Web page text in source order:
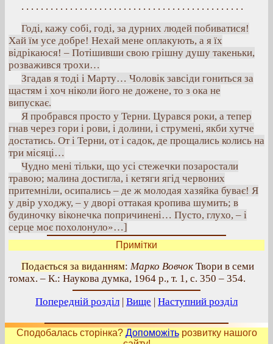
. . . . . . . . . . . . . . . . . . . . . . . . . . . . . . . . . . . . . . . . . . . . . .
Годі, кажу собі, годі, за дурних людей побиватися!
Хай їм усе добре! Нехай мене оплакують, а я їх
відрікаюся! – Потішивши свою грішну душу такеньки,
розважився трохи…
Згадав я тоді і Марту… Чоловік завсіди гониться за
щастям і хоч ніколи його не дожене, то з ока не
випускає.
Я пробрався просто у Терни. Цурався роки, а тепер
гнав через гори і рови, і долини, і струмені, якби хутче
достатись. От і Терни, от і садок, де прощались колись на
три місяці…
Чудно мені тільки, що усі стежечки позаростали
травою; малина достигла, і кетяги ягід червоних
притемніли, осипались – де ж молодая хазяйка буває! Я
у двір уходжу, – у дворі оттакая кропива шумить; в
будиночку віконечка попричинені… Пусто, глухо, – і
серце моє похолонуло»…]
Примітки
Подається за виданням: Марко Вовчок Твори в семи
томах. – К.: Наукова думка, 1964 р., т. 1, с. 350 – 354.
Попередній розділ | Вище | Наступний розділ
Сподобалась сторінка? Допоможітьрозвитку нашого